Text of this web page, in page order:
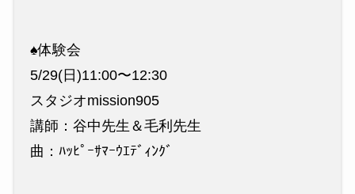
♠️体験会
5/29(日)11:00〜12:30
スタジオmission905
講師：谷中先生＆毛利先生
曲：ﾊｯﾋﾟｰｻﾏｰｳｴﾃﾞｨﾝｸﾞ